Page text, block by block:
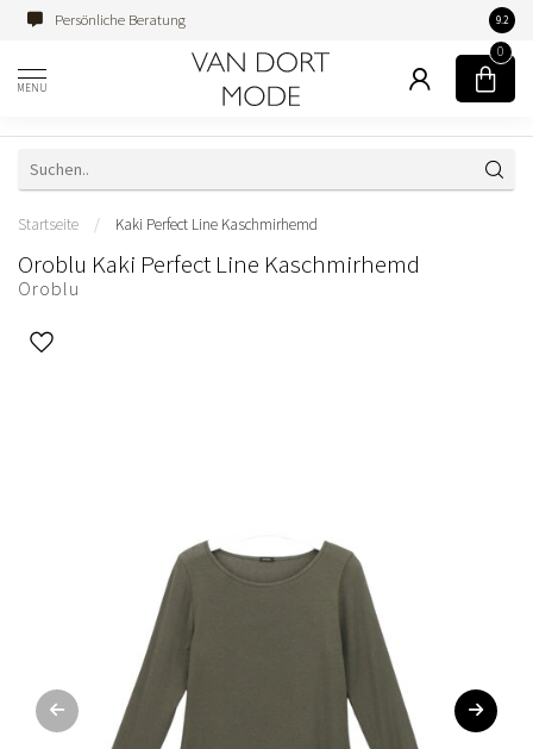
Persönliche Beratung 9.2
MENU
0
Startseite / Kaki Perfect Line Kaschmirhemd
Oroblu Kaki Perfect Line Kaschmirhemd
Oroblu